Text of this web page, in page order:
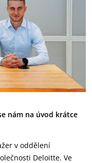
nám na úvod krátce
v oddělení
Deloitte. Ve